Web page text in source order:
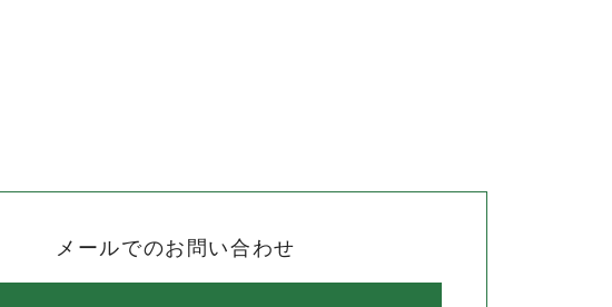
メールでのお問い合わせ